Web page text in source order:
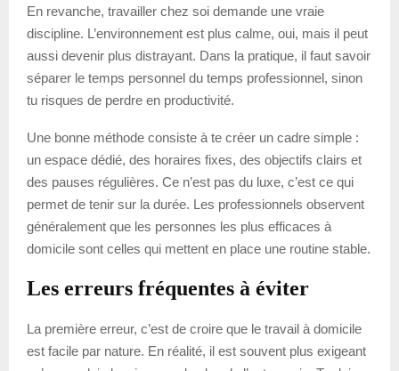
En revanche, travailler chez soi demande une vraie
discipline. L’environnement est plus calme, oui, mais il peut
aussi devenir plus distrayant. Dans la pratique, il faut savoir
séparer le temps personnel du temps professionnel, sinon
tu risques de perdre en productivité.
Une bonne méthode consiste à te créer un cadre simple :
un espace dédié, des horaires fixes, des objectifs clairs et
des pauses régulières. Ce n’est pas du luxe, c’est ce qui
permet de tenir sur la durée. Les professionnels observent
généralement que les personnes les plus efficaces à
domicile sont celles qui mettent en place une routine stable.
Les erreurs fréquentes à éviter
La première erreur, c’est de croire que le travail à domicile
est facile par nature. En réalité, il est souvent plus exigeant